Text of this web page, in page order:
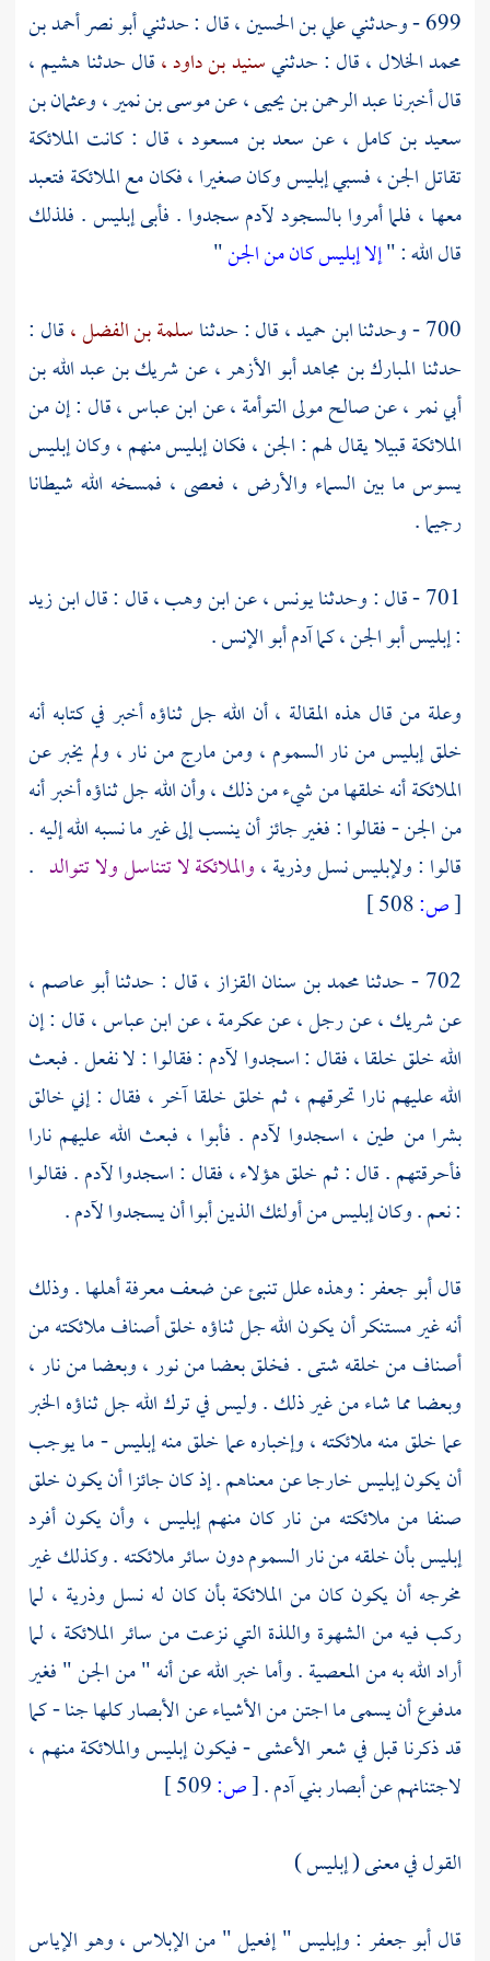
699 - وحدثني
علي بن الحسين ،قال : حدثنيأبو نصر أحمد بن
محمد الخلال ،قال : حدثنيسنيد بن داود ،قال حدثناهشيم ،
قال أخبرناعبد الرحمن بن يحيى ،عنموسى بن نمير ،وعثمان بن
سعيد بن كامل ،عن سعد بن مسعود ، قال : كانت الملائكة
تقاتل الجن ، فسبي إبليس وكان صغيرا ، فكان مع الملائكة فتعبد
معها ، فلما أمروا بالسجودلآدمسجدوا . فأبى إبليس . فلذلك
قال الله : "إلا إبليس كان من الجن"
700 - وحدثنا
ابن حميد ،قال : حدثناسلمة بن الفضل ،قال :
حدثنا المبارك بن مجاهد أبو الأزهر ،عنشريك بن عبد الله بن
أبي نمر ،عنصالح مولى التوأمة ،عنابن عباس ،قال : إن من
الملائكة قبيلا يقال لهم : الجن ، فكان إبليس منهم ، وكان إبليس
يسوس ما بين السماء والأرض ، فعصى ، فمسخه الله شيطانا
رجيما .
701 - قال : وحدثنا
يونس ،عنابن وهب ،قال : قالابن زيد
: إبليس أبو الجن ، كماآدمأبو الإنس .
وعلة من قال هذه المقالة ، أن الله جل ثناؤه أخبر في كتابه أنه
خلق إبليس من نار السموم ، ومن مارج من نار ، ولم يخبر عن
الملائكة أنه خلقها من شيء من ذلك ، وأن الله جل ثناؤه أخبر أنه
من الجن - فقالوا : فغير جائز أن ينسب إلى غير ما نسبه الله إليه .
قالوا : ولإبليس نسل وذرية ،والملائكة لا تتناسل ولا تتوالد .
[ص:
702 - حدثنا
محمد بن سنان القزاز ،قال : حدثناأبو عاصم ،
عنشريك ،عن رجل ، عنعكرمة ،عنابن عباس ،قال : إن
الله خلق خلقا ، فقال : اسجدوالآدم : فقالوا : لا نفعل . فبعث
الله عليهم نارا تحرقهم ، ثم خلق خلقا آخر ، فقال : إني خالق
بشرا من طين ، اسجدوا لآدم . فأبوا ، فبعث الله عليهم نارا
فأحرقتهم . قال : ثم خلق هؤلاء ، فقال : اسجدوالآدم. فقالوا
: نعم . وكان إبليس من أولئك الذين أبوا أن يسجدوالآدم.
قالأبو جعفر :وهذه علل تنبئ عن ضعف معرفة أهلها . وذلك
أنه غير مستنكر أن يكون الله جل ثناؤه خلق أصناف ملائكته من
أصناف من خلقه شتى . فخلق بعضا من نور ، وبعضا من نار ،
وبعضا مما شاء من غير ذلك . وليس في ترك الله جل ثناؤه الخبر
عما خلق منه ملائكته ، وإخباره عما خلق منه إبليس - ما يوجب
أن يكون إبليس خارجا عن معناهم . إذ كان جائزا أن يكون خلق
صنفا من ملائكته من نار كان منهم إبليس ، وأن يكون أفرد
إبليس بأن خلقه من نار السموم دون سائر ملائكته . وكذلك غير
مخرجه أن يكون كان من الملائكة بأن كان له نسل وذرية ، لما
ركب فيه من الشهوة واللذة التي نزعت من سائر الملائكة ، لما
أراد الله به من المعصية . وأما خبر الله عن أنه " من الجن " فغير
مدفوع أن يسمى ما اجتن من الأشياء عن الأبصار كلها جنا - كما
قد ذكرنا قبل في شعرالأعشى- فيكون إبليس والملائكة منهم ،
لاجتنانهم عن أبصار بني آدم .[ص:
القول في معنى ( إبليس )
قالأبو جعفر :وإبليس " إفعيل " من الإبلاس ، وهو الإياس